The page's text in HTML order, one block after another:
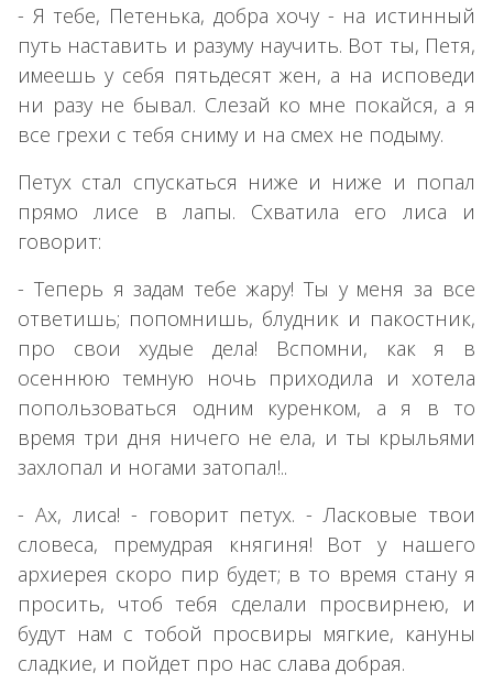
- Я тебе, Петенька, добра хочу - на истинный
путь наставить и разуму научить. Вот ты, Петя,
имеешь у себя пятьдесят жен, а на исповеди
ни разу не бывал. Слезай ко мне покайся, а я
все грехи с тебя сниму и на смех не подыму.
Петух стал спускаться ниже и ниже и попал
прямо лисе в лапы. Схватила его лиса и
говорит:
- Теперь я задам тебе жару! Ты у меня за все
ответишь; попомнишь, блудник и пакостник,
про свои худые дела! Вспомни, как я в
осеннюю темную ночь приходила и хотела
попользоваться одним куренком, а я в то
время три дня ничего не ела, и ты крыльями
захлопал и ногами затопал!..
- Ах, лиса! - говорит петух. - Ласковые твои
словеса, премудрая княгиня! Вот у нашего
архиерея скоро пир будет; в то время стану я
просить, чтоб тебя сделали просвирнею, и
будут нам с тобой просвиры мягкие, кануны
сладкие, и пойдет про нас слава добрая.